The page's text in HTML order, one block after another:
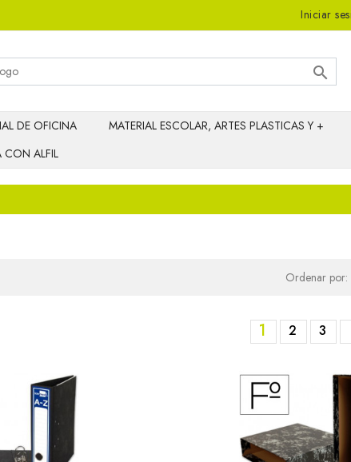
Iniciar

DE OFICINA
MATERIAL ESCOLAR, ARTES PLASTICAS Y +
CON ALFIL
Ordenar por:
1 2 3